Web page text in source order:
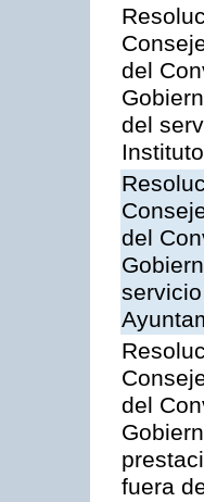
del
del
Instituto
del
del
fuera